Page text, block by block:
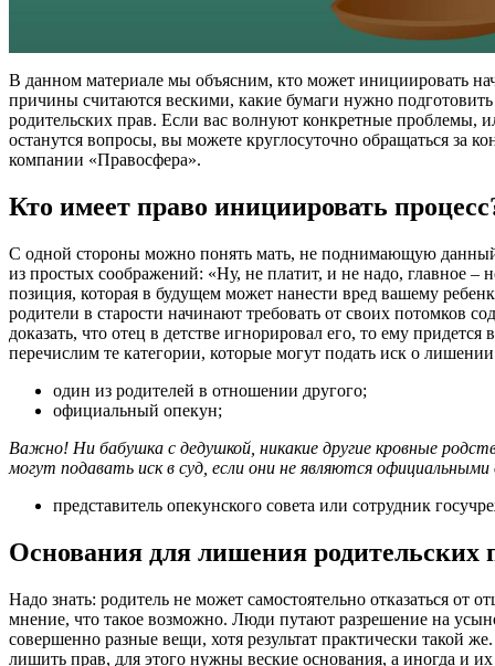
В данном материале мы объясним, кто может инициировать
причины считаются вескими, какие бумаги нужно
родительских прав. Если вас волнуют конкретные проблемы,
останутся вопросы, вы можете круглосуточно обращаться за
компании «Правосфера».
Кто имеет право инициировать
С одной стороны можно понять мать, не поднимающую
из простых соображений: «Ну, не платит, и не надо, главное –
позиция, которая в будущем может нанести вред вашему
родители в старости начинают требовать от своих потомков
доказать, что отец в детстве игнорировал его, то ему
перечислим те категории, которые могут подать иск о
один из родителей в отношении другого;
официальный опекун;
Важно! Ни бабушка с дедушкой, никакие другие кровные
могут подавать иск в суд, если они не являются
представитель опекунского совета или сотрудник
Основания для лишения родительских
Надо знать: родитель не может самостоятельно отказаться от
мнение, что такое возможно. Люди путают разрешение на
совершенно разные вещи, хотя результат практически такой
лишить прав, для этого нужны веские основания, а иногда и